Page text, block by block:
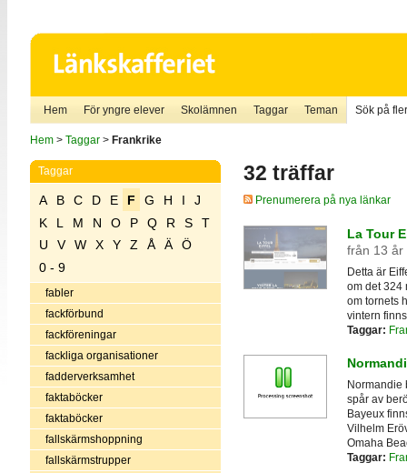
Hem För yngre elever Skolämnen Taggar Teman Sök på
Hem> Taggar> Frankrike
Taggar
A B C D E F G H I
J
K
L M N O P Q R S
T
U
V W X Y Z Å Ä
Ö
0 - 9
fabler
fackförbund
fackföreningar
fackliga organisationer
fadderverksamhet
faktaböcker
faktaböcker
fallskärmshoppning
fallskärmstrupper
32 träffar
Prenumerera på nya länkar
La Tour
från 13 år
Detta är
om det 324
om tornets
vintern
Taggar:
Normandie
spår av
Bayeux
Vilhelm
Omaha
Taggar: